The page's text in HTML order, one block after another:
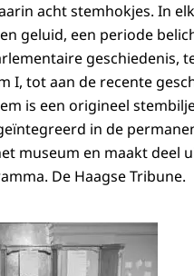
acht stemhokjes. In
geluid, een periode
geschiedenis,
I, tot aan de recente
is een origineel
in de
museum en maakt deel
De Haagse Tribune.